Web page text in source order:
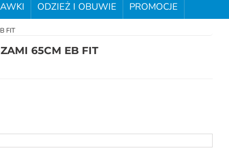
ODZIEŻ I OBUWIE PROMOCJE
FIT
65CM EB FIT